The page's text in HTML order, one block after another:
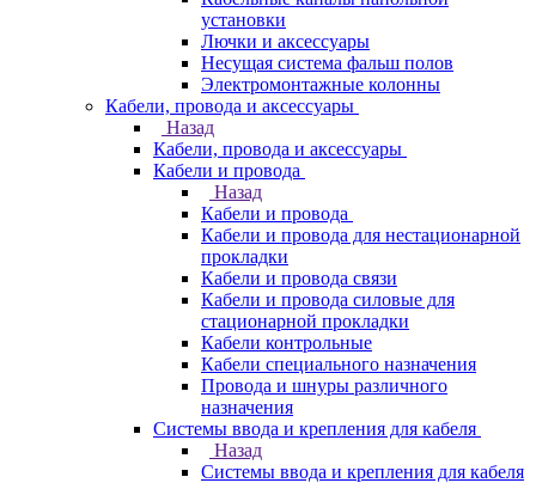
установки
Лючки и аксессуары
Несущая система фальш полов
Электромонтажные колонны
Кабели, провода и аксессуары
Назад
Кабели, провода и аксессуары
Кабели и провода
Назад
Кабели и провода
Кабели и провода для нестационарной
прокладки
Кабели и провода связи
Кабели и провода силовые для
стационарной прокладки
Кабели контрольные
Кабели специального назначения
Провода и шнуры различного
назначения
Системы ввода и крепления для кабеля
Назад
Системы ввода и крепления для кабеля